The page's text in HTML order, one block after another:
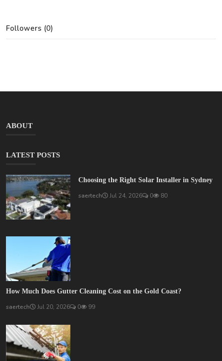
Followers (0)
ABOUT
LATEST POSTS
Choosing the Right Solar Installer in Sydney
saertech Jul 24, 2026 0 80
How Much Does Gutter Cleaning Cost on the Gold Coast?
saertech Jul 20, 2026 0 99